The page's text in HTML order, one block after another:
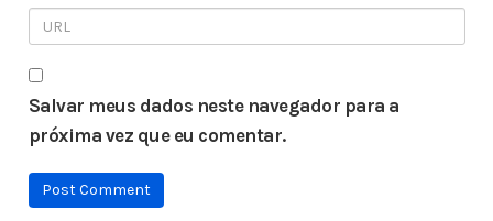
Salvar meus dados neste navegador para a
próxima vez que eu comentar.